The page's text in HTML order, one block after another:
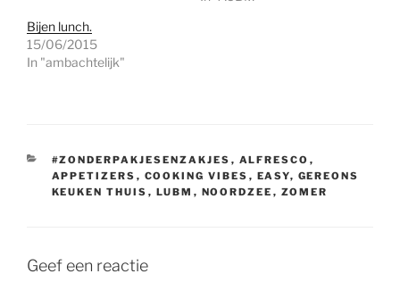
Bijen lunch.
15/06/2015
In "ambachtelijk"
CATEGORIEËN
#ZONDERPAKJESENZAKJES , ALFRESCO ,
APPETIZERS , COOKING VIBES , EASY, GEREONS
KEUKEN THUIS , LUBM , NOORDZEE , ZOMER
Geef een reactie